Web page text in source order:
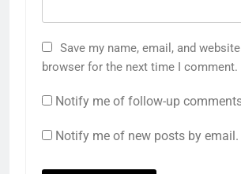
Save my name, email, and
browser for the next time I comment.
Notify me of follow-up
Notify me of new posts by email.